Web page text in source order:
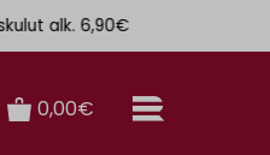
alk. 6,90€
0,00€